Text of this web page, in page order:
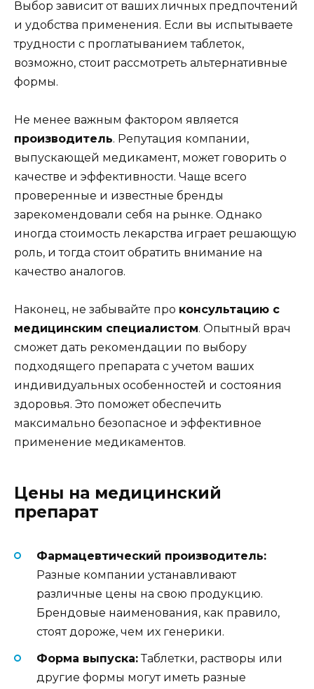
Выбор зависит от ваших личных предпочтений
и удобства применения. Если вы испытываете
трудности с проглатыванием таблеток,
возможно, стоит рассмотреть альтернативные
формы.
Не менее важным фактором является
производитель. Репутация компании,
выпускающей медикамент, может говорить о
качестве и эффективности. Чаще всего
проверенные и известные бренды
зарекомендовали себя на рынке. Однако
иногда стоимость лекарства играет решающую
роль, и тогда стоит обратить внимание на
качество аналогов.
Наконец, не забывайте про консультацию с
медицинским специалистом. Опытный врач
сможет дать рекомендации по выбору
подходящего препарата с учетом ваших
индивидуальных особенностей и состояния
здоровья. Это поможет обеспечить
максимально безопасное и эффективное
применение медикаментов.
Цены на медицинский
препарат
Фармацевтический производитель:
Разные компании устанавливают
различные цены на свою продукцию.
Брендовые наименования, как правило,
стоят дороже, чем их генерики.
Форма выпуска:Таблетки, растворы или
другие формы могут иметь разные